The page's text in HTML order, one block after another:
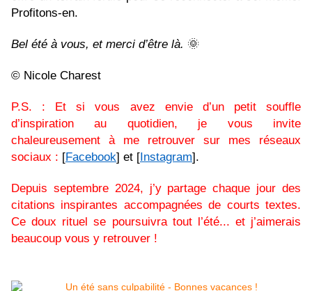
Profitons-en.
Bel été à vous, et merci d’être là. 🌞
© Nicole Charest
P.S. : Et si vous avez envie d’un petit souffle
d’inspiration au quotidien, je vous invite
chaleureusement à me retrouver sur mes réseaux
sociaux : [Facebook] et [Instagram].
Depuis septembre 2024, j’y partage chaque jour des
citations inspirantes accompagnées de courts textes.
Ce doux rituel se poursuivra tout l’été... et j’aimerais
beaucoup vous y retrouver !